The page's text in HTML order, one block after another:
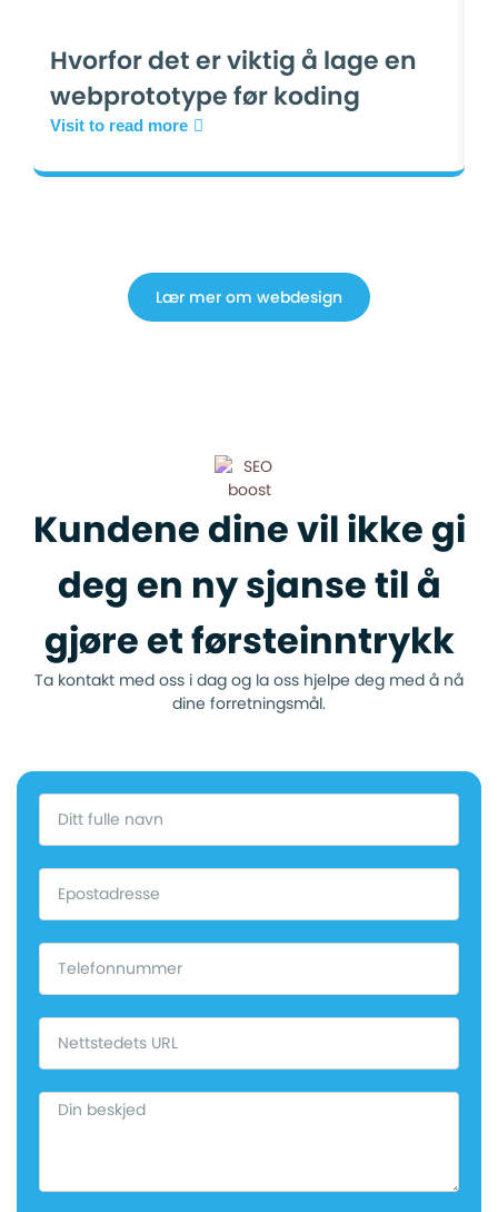
Hvorfor det er viktig å lage en
webprototype før koding
Visit to read more
Lær mer om webdesign
Kundene dine vil ikke gi
deg en ny sjanse til å
gjøre et førsteinntrykk
Ta kontakt med oss i dag og la oss hjelpe deg med å nå
dine forretningsmål.